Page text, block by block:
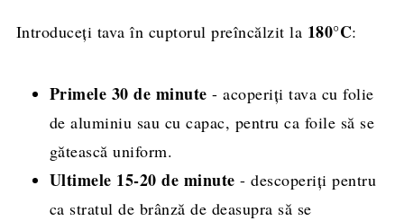
Introduceți tava în cuptorul preîncălzit la 180°C:
Primele 30 de minute - acoperiți tava cu folie
de aluminiu sau cu capac, pentru ca foile să se
gătească uniform.
Ultimele 15-20 de minute - descoperiți pentru
ca stratul de brânză de deasupra să se